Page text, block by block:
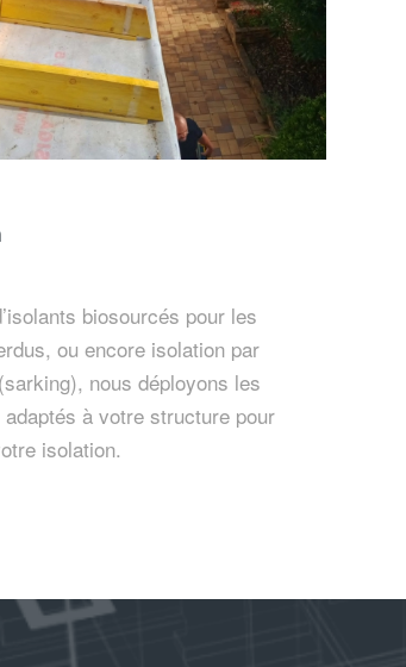
biosourcés pour les
ou encore isolation par
nous déployons les
à votre structure pour
isolation.